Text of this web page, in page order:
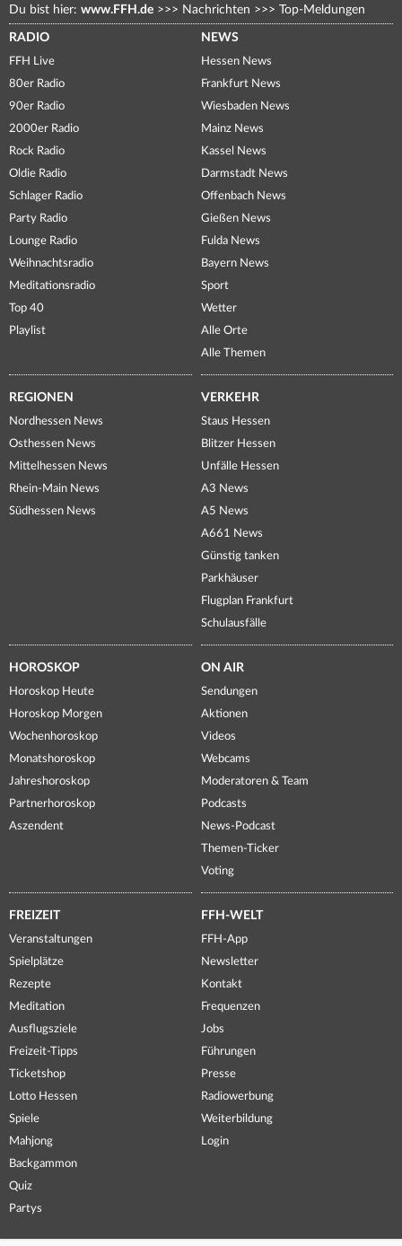
Du bist hier: www.FFH.de >>> Nachrichten >>> Top-Meldungen
RADIO
FFH Live
80er Radio
90er Radio
2000er Radio
Rock Radio
Oldie Radio
Schlager Radio
Party Radio
Lounge Radio
Weihnachtsradio
Meditationsradio
Top 40
Playlist
NEWS
Hessen News
Frankfurt News
Wiesbaden News
Mainz News
Kassel News
Darmstadt News
Offenbach News
Gießen News
Fulda News
Bayern News
Sport
Wetter
Alle Orte
Alle Themen
REGIONEN
Nordhessen News
Osthessen News
Mittelhessen News
Rhein-Main News
Südhessen News
VERKEHR
Staus Hessen
Blitzer Hessen
Unfälle Hessen
A3 News
A5 News
A661 News
Günstig tanken
Parkhäuser
Flugplan Frankfurt
Schulausfälle
HOROSKOP
Horoskop Heute
Horoskop Morgen
Wochenhoroskop
Monatshoroskop
Jahreshoroskop
Partnerhoroskop
Aszendent
ON AIR
Sendungen
Aktionen
Videos
Webcams
Moderatoren & Team
Podcasts
News-Podcast
Themen-Ticker
Voting
FREIZEIT
Veranstaltungen
Spielplätze
Rezepte
Meditation
Ausflugsziele
Freizeit-Tipps
Ticketshop
Lotto Hessen
Spiele
Mahjong
Backgammon
Quiz
Partys
FFH-WELT
FFH-App
Newsletter
Kontakt
Frequenzen
Jobs
Führungen
Presse
Radiowerbung
Weiterbildung
Login